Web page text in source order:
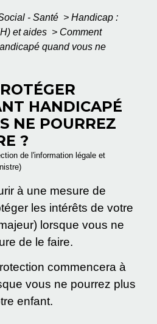
- Santé > Handicap :
et aides > Comment
quand vous ne
HANDICAPÉ
NE POURREZ
?
de l'information légale et
à une mesure de
les intérêts de votre
lorsque vous ne
de le faire.
commencera à
vous ne pourrez plus
enfant.